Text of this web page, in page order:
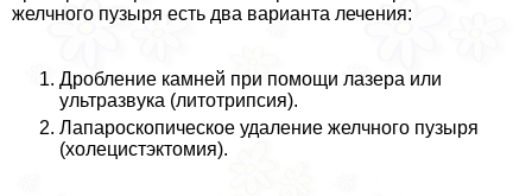
желчного пузыря есть два варианта лечения:
Дробление камней при помощи лазера или
ультразвука (литотрипсия).
Лапароскопическое удаление желчного пузыря
(холецистэктомия).